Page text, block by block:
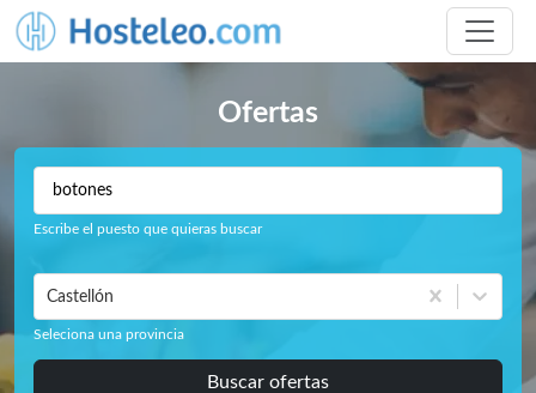
Ofertas
Escribe el puesto que quieras buscar
Castellón
Seleciona una provincia
Buscar ofertas